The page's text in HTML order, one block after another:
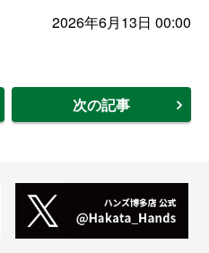
2026年6月13日 00:00
次の記事